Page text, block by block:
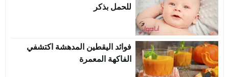
للحمل بذكر
فوائد اليقطين المدهشة اكتشفي
الفاكهة المعمرة